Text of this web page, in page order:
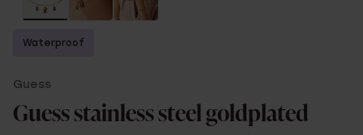
Waterproof
Guess
Guess stainless steel goldplated